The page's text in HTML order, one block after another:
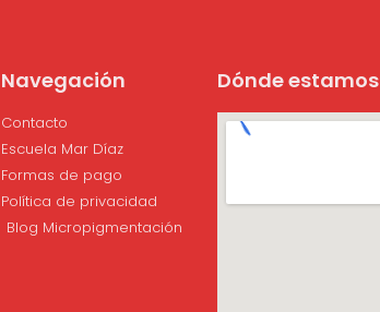
Navegación
Contacto
Escuela Mar Díaz
Formas de pago
Política de privacidad
Blog Micropigmentación
Dónde estamos